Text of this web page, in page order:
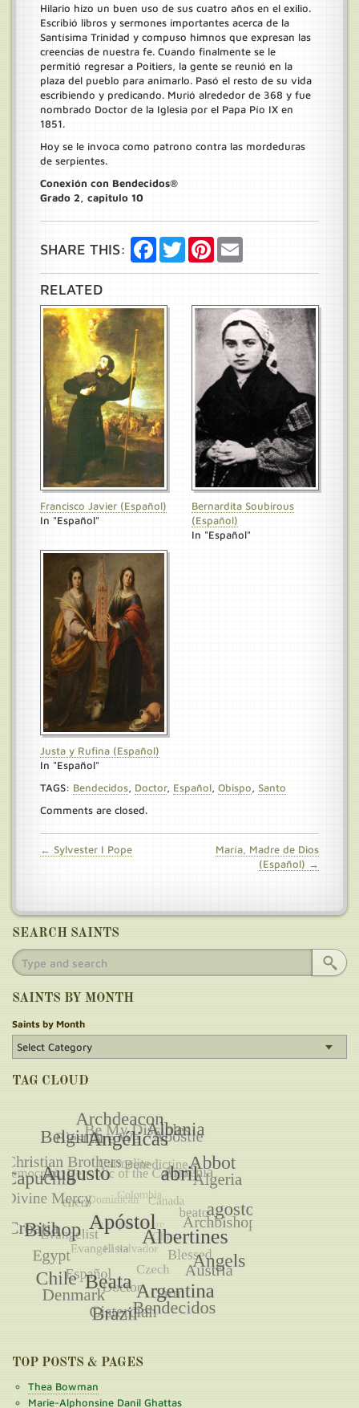
Hilario hizo un buen uso de sus cuatro años en el exilio.
Escribió libros y sermones importantes acerca de la
Santísima Trinidad y compuso himnos que expresan las
creencias de nuestra fe. Cuando finalmente se le
permitió regresar a Poitiers, la gente se reunió en la
plaza del pueblo para animarlo. Pasó el resto de su vida
escribiendo y predicando. Murió alrededor de 368 y fue
nombrado Doctor de la Iglesia por el Papa Pío IX en
1851.
Hoy se le invoca como patrono contra las mordeduras
de serpientes.
Conexión con Bendecidos®
Grado 2, capitulo 10
SHARE THIS: FacebookTwitterPinterest
RELATED
Francisco Javier (Español)
In "Español"
Bernardita Soubirous
(Español)
In "Español"
Justa y Rufina (Español)
In "Español"
TAGS: Bendecidos Doctor, Español Obispo Santo
Comments are closed.
← Sylvester I Pope
María, Madre de Dios
(Español) →
SEARCH SAINTS
SAINTS BY MONTH
Saints by Month
TAG CLOUD
TOP POSTS & PAGES
Thea Bowman
Marie-Alphonsine Danil Ghattas